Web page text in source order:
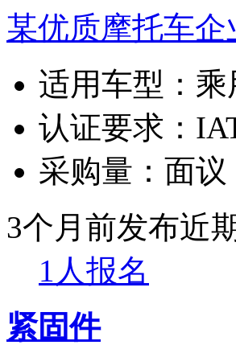
某优质摩托车企
适用车型： 乘
认证要求：
采购量： 面议
3个月前发布近
1人报名
紧固件